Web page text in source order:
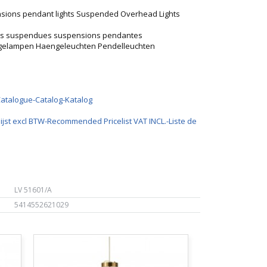
pendant lights Suspended Overhead Lights
suspendues suspensions pendantes
Haengeleuchten Pendelleuchten
Catalog-Katalog
excl BTW-Recommended Pricelist VAT INCL.-Liste de
LV 51601/A
5414552621029